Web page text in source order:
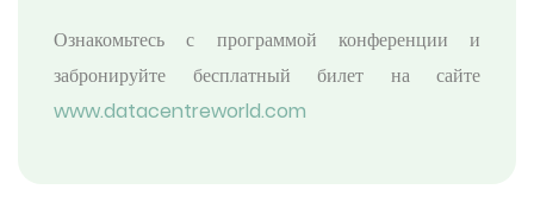
Ознакомьтесь с программой конференции и
забронируйте бесплатный билет на сайте
www.datacentreworld.com